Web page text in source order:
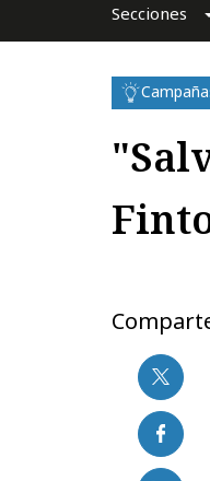
Secciones